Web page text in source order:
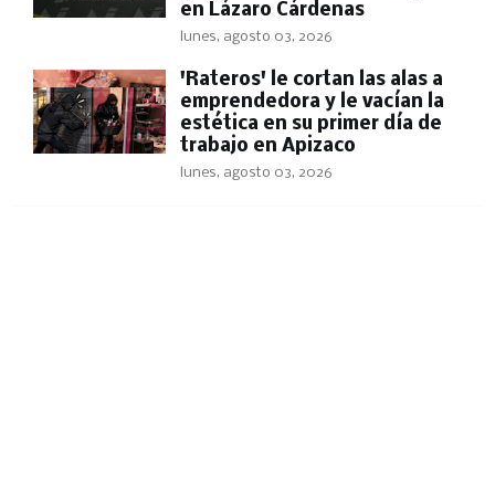
en Lázaro Cárdenas
lunes, agosto 03, 2026
'Rateros' le cortan las alas a
emprendedora y le vacían la
estética en su primer día de
trabajo en Apizaco
lunes, agosto 03, 2026